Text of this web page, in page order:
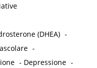
(DHEA) -
-
- Depressione -